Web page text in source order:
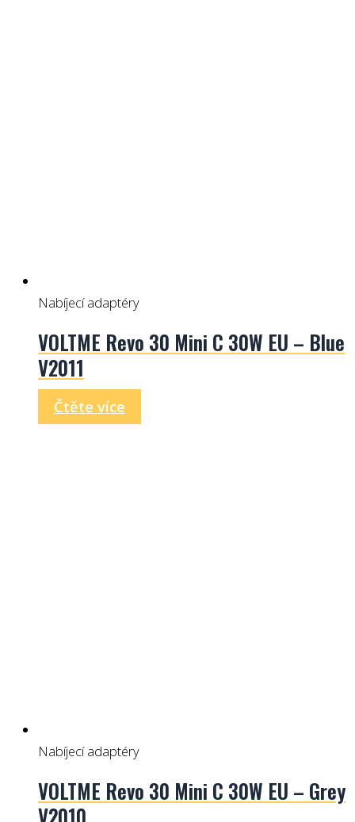
Nabíjecí adaptéry
VOLTME Revo 30 Mini C 30W EU – Blue
V2011
Čtěte více
Nabíjecí adaptéry
VOLTME Revo 30 Mini C 30W EU – Grey